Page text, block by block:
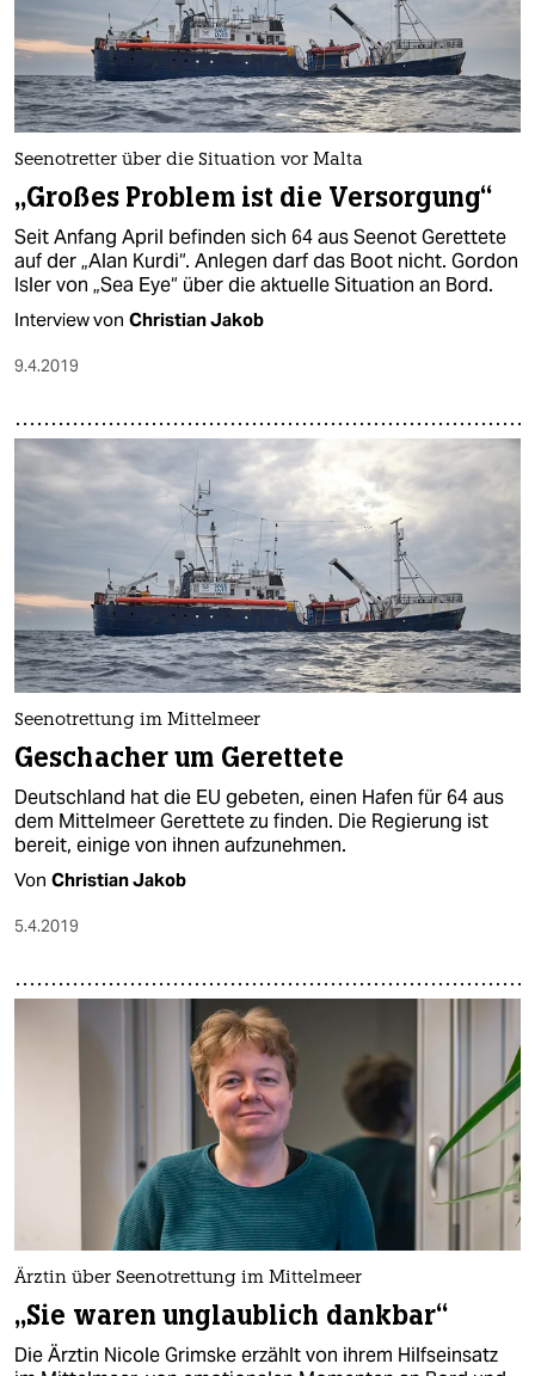
Seenotretter über die Situation vor Malta
„Großes Problem ist die Versorgung“
Seit Anfang April befinden sich 64 aus Seenot Gerettete
auf der „Alan Kurdi“. Anlegen darf das Boot nicht. Gordon
Isler von „Sea Eye“ über die aktuelle Situation an Bord.
Interview von Christian Jakob
9.4.2019
Seenotrettung im Mittelmeer
Geschacher um Gerettete
Deutschland hat die EU gebeten, einen Hafen für 64 aus
dem Mittelmeer Gerettete zu finden. Die Regierung ist
bereit, einige von ihnen aufzunehmen.
Von Christian Jakob
5.4.2019
Ärztin über Seenotrettung im Mittelmeer
„Sie waren unglaublich dankbar“
Die Ärztin Nicole Grimske erzählt von ihrem Hilfseinsatz